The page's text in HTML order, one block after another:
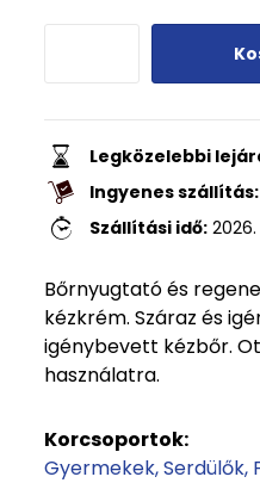
Legközelebbi
Ingyenes szállítás:
Szállítási idő: 2026.
Bőrnyugtató és
kézkrém. Száraz és
igénybevett kézbőr.
használatra.
Korcsoportok:
Gyermekek Serdülők